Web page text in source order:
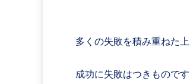
多くの失敗を積み重ねた
成功に失敗はつきものです